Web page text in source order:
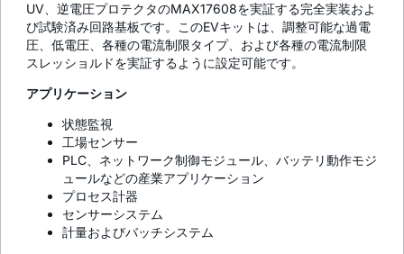
UV、逆電圧プロテクタのMAX17608を実証する完全実装およ
び試験済み回路基板です。このEVキットは、調整可能な過電
圧、低電圧、各種の電流制限タイプ、および各種の電流制限
スレッショルドを実証するように設定可能です。
アプリケーション
状態監視
工場センサー
PLC、ネットワーク制御モジュール、バッテリ動作モジ
ュールなどの産業アプリケーション
プロセス計器
センサーシステム
計量およびバッチシステム